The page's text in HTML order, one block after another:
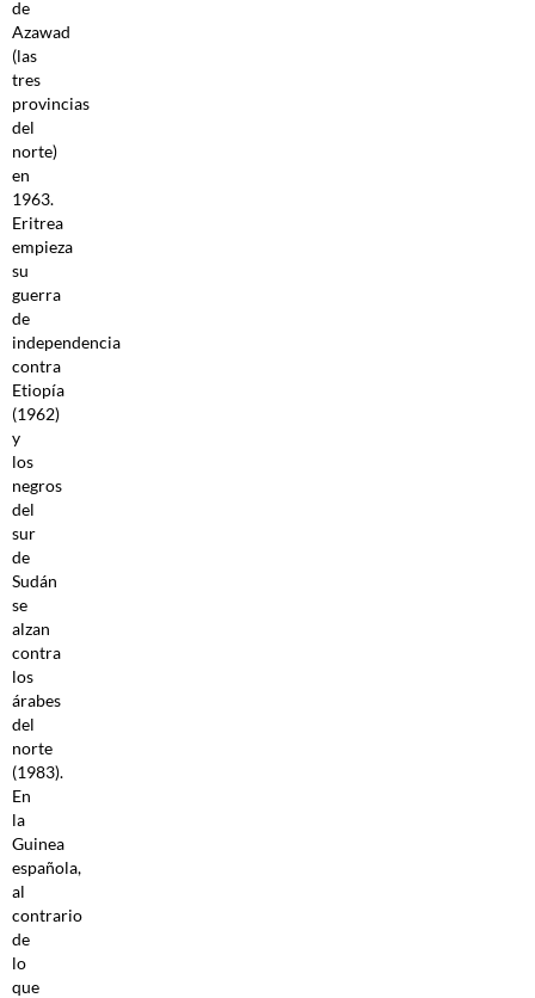
de
Azawad
(las
tres
provincias
del
norte)
en
1963.
Eritrea
empieza
su
guerra
de
independencia
contra
Etiopía
(1962)
y
los
negros
del
sur
de
Sudán
se
alzan
contra
los
árabes
del
norte
(1983).
En
la
Guinea
española,
al
contrario
de
lo
que